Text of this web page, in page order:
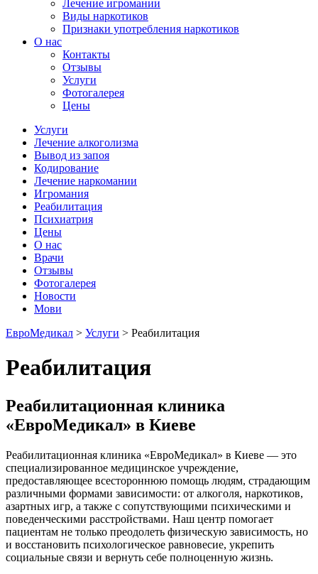
Лечение игромании
Виды наркотиков
Признаки употребления наркотиков
О нас
Контакты
Отзывы
Услуги
Фотогалерея
Цены
Услуги
Лечение алкоголизма
Вывод из запоя
Кодирование
Лечение наркомании
Игромания
Реабилитация
Психиатрия
Цены
О нас
Врачи
Отзывы
Фотогалерея
Новости
Мови
ЕвроМедикал > Услуги > Реабилитация
Реабилитация
Реабилитационная клиника
«ЕвроМедикал» в Киеве
Реабилитационная клиника «ЕвроМедикал» в Киеве — это
специализированное медицинское учреждение,
предоставляющее всестороннюю помощь людям, страдающим
различными формами зависимости: от алкоголя, наркотиков,
азартных игр, а также с сопутствующими психическими и
поведенческими расстройствами. Наш центр помогает
пациентам не только преодолеть физическую зависимость, но
и восстановить психологическое равновесие, укрепить
социальные связи и вернуть себе полноценную жизнь.